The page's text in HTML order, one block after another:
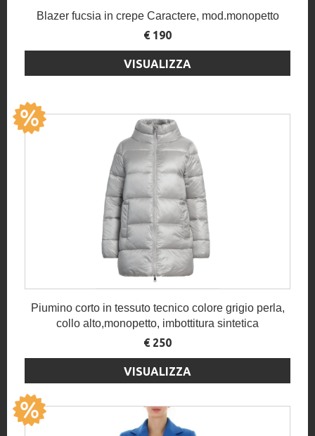
Blazer fucsia in crepe Caractere, mod.monopetto
€ 190
VISUALIZZA
Piumino corto in tessuto tecnico colore grigio perla,
collo alto,monopetto, imbottitura sintetica
€ 250
VISUALIZZA